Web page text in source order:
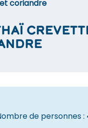
coriandre
de personnes :